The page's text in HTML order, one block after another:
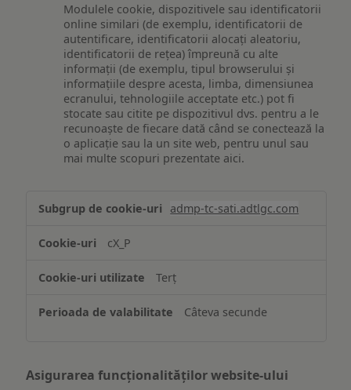
Modulele cookie, dispozitivele sau identificatorii
online similari (de exemplu, identificatorii de
autentificare, identificatorii alocați aleatoriu,
identificatorii de rețea) împreună cu alte
informații (de exemplu, tipul browserului și
informațiile despre acesta, limba, dimensiunea
ecranului, tehnologiile acceptate etc.) pot fi
stocate sau citite pe dispozitivul dvs. pentru a le
recunoaște de fiecare dată când se conectează la
o aplicație sau la un site web, pentru unul sau
mai multe scopuri prezentate aici.
și/sau
informațiilor
pe
dispozitiv
admp-tc-sati.adtlgc.com
cX_P
Terț
Câteva secunde
Asigurarea funcționalităților website-ului